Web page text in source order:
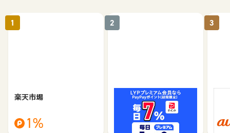
楽天市場
1%
1
Yahoo!ショッピング
1%
2 3